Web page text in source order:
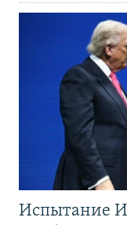
Испытание